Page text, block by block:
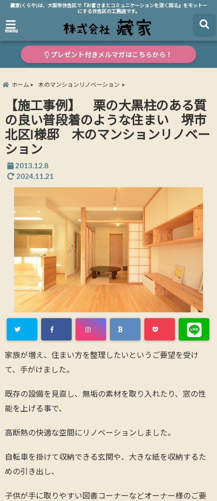
藏家(くらや)は、大阪市住吉区で『お客さまとコミュニケーションを深く図る』をモットー
にする住吉区の工務店です。
menu
プレゼント付きメルマガはこちらから！
ホーム 木のマンションリノベーション
【施工事例】 栗の大黒柱のある質
の良い普段着のような住まい 堺市
北区I様邸 木のマンションリノベー
ション
2013.12.8
2024.11.21
家族が増え、住まい方を整理したいというご要望を受け
て、手がけました。
既存の設備を見直し、無垢の素材を取り入れたり、窓の性
能を上げる事で、
高断熱の快適な空間にリノベーションしました。
自転車を掛けて収納できる玄関や、大きな紙を収納するた
めの引き出し、
子供が手に取りやすい図書コーナーなどオーナー様のご要